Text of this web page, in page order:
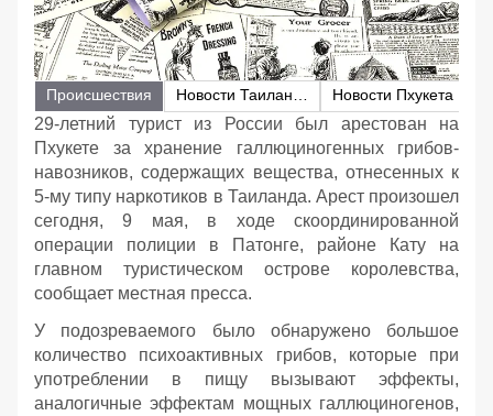
Происшествия Новости Пхукета
29-летний турист из России был арестован на
Пхукете за хранение галлюциногенных грибов-
навозников, содержащих вещества, отнесенных к
5-му типу наркотиков в Таиланда. Арест произошел
сегодня, 9 мая, в ходе скоординированной
операции полиции в Патонге, районе Кату на
главном туристическом острове королевства,
сообщает местная пресса.
У подозреваемого было обнаружено большое
количество психоактивных грибов, которые при
употреблении в пищу вызывают эффекты,
аналогичные эффектам мощных галлюциногенов,